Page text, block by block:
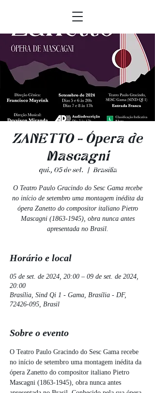
ZANETTO - Ópera de
Mascagni
qui., 05 de set.
  |
Brasília
O Teatro Paulo Gracindo do Sesc Gama recebe
no início de setembro uma montagem inédita da
ópera Zanetto do compositor italiano Pietro
Mascagni (1863-1945), obra nunca antes
apresentada no Brasil.
Horário e local
05 de set. de 2024, 20:00 – 09 de set. de 2024,
20:00
Brasília, Sind Qi 1 - Gama, Brasília - DF,
72426-095, Brasil
Sobre o evento
O Teatro Paulo Gracindo do Sesc Gama recebe
no início de setembro uma montagem inédita da
ópera Zanetto do compositor italiano Pietro
Mascagni (1863-1945), obra nunca antes